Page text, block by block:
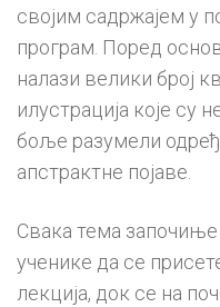
својим садржајем у
програм. Поред
налази велики број
илустрација које су
боље разумели
апстрактне појаве.
Свака тема
ученике да се
лекција, док се на